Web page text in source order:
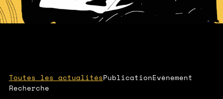
Toutes les actualitésPublicationEvènement
Recherche